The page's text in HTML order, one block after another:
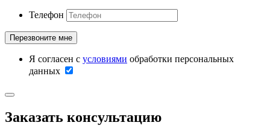
Телефон
Я согласен с условиями обработки персональных
данных
Заказать консультацию